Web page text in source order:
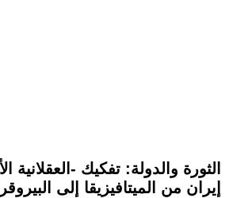
الثورة والدولة: تفكيك -العقلانية
إيران من الميتافيزيقا إلى